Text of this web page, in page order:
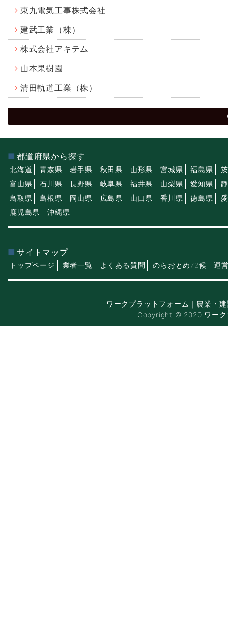
東九電気工事株式会社
建武工業（株）
株式会社アキテム
山本果樹園
清田軌道工業（株）
都道府県から探す
北海道 青森県 岩手県 秋田県 山形県 宮城県 福島県
富山県
石川県 長野県 岐阜県 福井県 山梨県 愛知県
鳥取県
島根県 岡山県 広島県 山口県 香川県 徳島県
鹿児島県
沖縄県
サイトマップ
トップページ 業者一覧 よくある質問 のらおとめ72候 運
ワークプラットフォーム｜農業・
Copyright © 2020 ワーク